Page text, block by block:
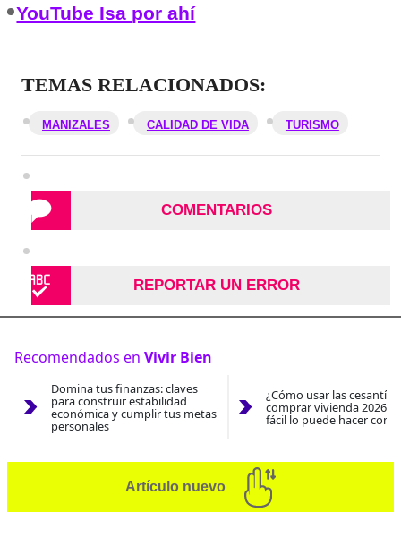
YouTube Isa por ahí
TEMAS RELACIONADOS:
MANIZALES CALIDAD DE VIDA TURISMO
COMENTARIOS
REPORTAR UN ERROR
Recomendados en Vivir Bien
Domina tus finanzas: claves
para construir estabilidad
económica y cumplir tus metas
personales
¿Cómo usar las
comprar vivienda 2026?
fácil lo puede hacer con
Artículo nuevo